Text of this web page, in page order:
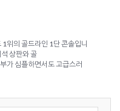
위의 골드라인 1단 콘솔입니
상판와 골
가 심플하면서도 고급스러